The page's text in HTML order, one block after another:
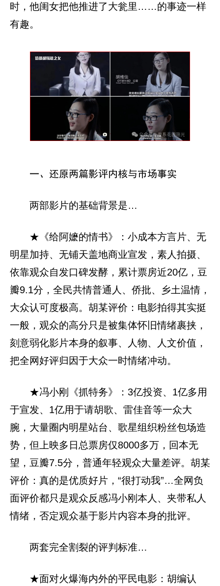
时，他闺女把他推进了大瓮里……的事迹一样
有趣。
一、还原两篇影评内核与市场事实
两部影片的基础背景是…
★《给阿嬷的情书》：小成本方言片、无
明星加持、无铺天盖地商业宣发，素人拍摄、
依靠观众自发口碑发酵，累计票房近20亿，豆
瓣9.1分，全民共情普通人、侨批、乡土温情，
大众认可度极高。胡某评价：电影拍得其实挺
一般，观众的高分只是被集体怀旧情绪裹挟，
刻意弱化影片本身的叙事、人物、人文价值，
把全网好评归因于大众一时情绪冲动。
★冯小刚《抓特务》：3亿投资、1亿多用
于宣发、1亿用于请胡歌、雷佳音等一众大
腕，大量圈内明星站台、歌星组织粉丝包场造
势，但上映多日总票房仅8000多万，回本无
望，豆瓣7.5分，普通年轻观众大量差评。胡某
评价：真的是优质好片，“很打动我”…全网负
面评价都只是观众反感冯小刚本人、夹带私人
情绪，否定观众基于影片内容本身的批评。
两套完全割裂的评判标准…
★面对火爆海内外的平民电影：胡编认